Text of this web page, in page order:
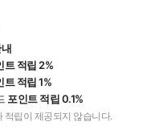
트 적립 2%
트 적립 1%
포인트 적립 0.1%
적립이 제공되지 않습니다.